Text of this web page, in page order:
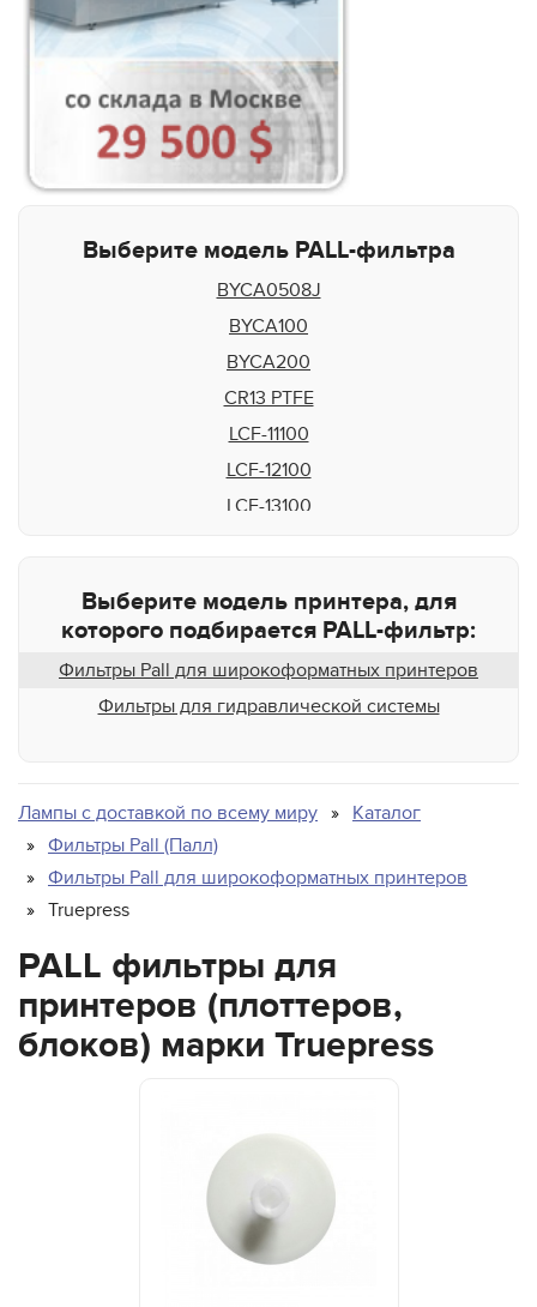
Лампы с доставкой по всему миру
Каталог
Фильтры Pall (Палл)
Фильтры Pall для широкоформатных принтеров
Truepress
PALL фильтры для
принтеров (плоттеров,
блоков) марки Truepress
Выберите модель PALL-фильтра
BYCA0508J
BYCA100
BYCA200
CR13 PTFE
LCF-11100
LCF-12100
LCF-13100
LCF-31300
LCF-59400
MACCA0301
MACCA0501R
MACCA1007
MACWA1003
P4144A
P9640-A/scdf-3112j060
PN4400 0,45 мкм
Выберите модель принтера, для
которого подбирается PALL-фильтр:
Фильтры Pall для широкоформатных принтеров
Фильтры для гидравлической системы